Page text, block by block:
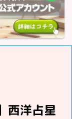
西洋占星